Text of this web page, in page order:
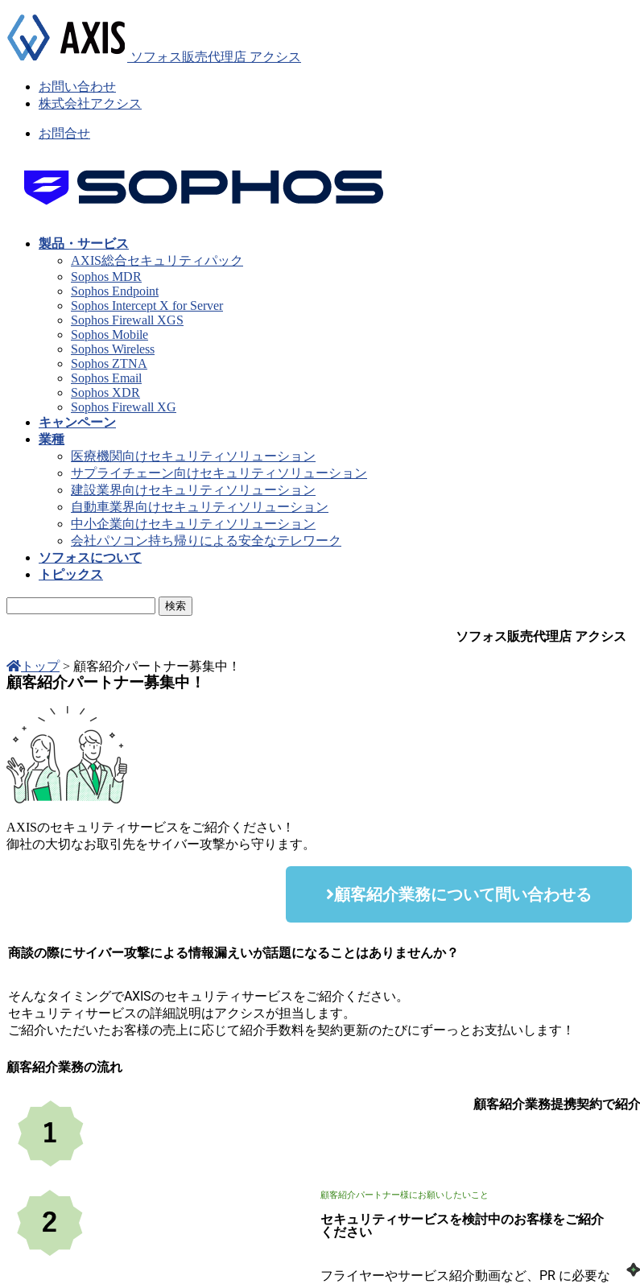
ソフォス販売代理店 アクシス
お問い合わせ
株式会社アクシス
お問合せ
製品・サービス
AXIS総合セキュリティパック
Sophos MDR
Sophos Endpoint
Sophos Intercept X for Server
Sophos Firewall XGS
Sophos Mobile
Sophos Wireless
Sophos ZTNA
Sophos Email
Sophos XDR
Sophos Firewall XG
キャンペーン
業種
医療機関向けセキュリティソリューション
サプライチェーン向けセキュリティソリューション
建設業界向けセキュリティソリューション
自動車業界向けセキュリティソリューション
中小企業向けセキュリティソリューション
会社パソコン持ち帰りによる安全なテレワーク
ソフォスについて
トピックス
ソフォス販売代理店 アクシス
トップ> 顧客紹介パートナー募集中！
顧客紹介パートナー募集中！
AXISのセキュリティサービスをご紹介ください！
御社の大切なお取引先をサイバー攻撃から守ります。
顧客紹介業務について問い合わせる
商談の際にサイバー攻撃による情報漏えいが話題になることはありませんか？
そんなタイミングでAXISのセキュリティサービスをご紹介ください。
セキュリティサービスの詳細説明はアクシスが担当します。
ご紹介いただいたお客様の売上に応じて紹介手数料を契約更新のたびにずーっとお支払いします！
顧客紹介業務の流れ
顧客紹介業務提携契約で紹
顧客紹介パートナー様にお願いしたいこと
セキュリティサービスを検討中のお客様をご紹介
ください
フライヤーやサービス紹介動画など、PR に必要な